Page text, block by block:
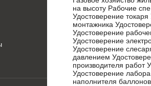
на высоту Рабочие
Удостоверение
монтажника
Удостоверение
Удостоверение
Удостоверение
давлением
производителя работ
Удостоверение
наполнителя